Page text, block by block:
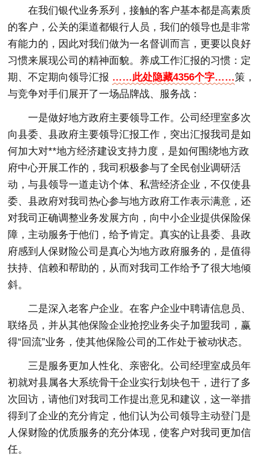
在我们银代业务系列，接触的客户基本都是高素质
的客户，公关的渠道都银行人员，我们的领导也是非常
有能力的，因此对我们做为一名督训而言，更要以良好
习惯来展现公司的精神面貌。养成工作汇报的习惯：定
期、不定期向领导汇报 ……此处隐藏4356个字……策，
与竞争对手们展开了一场品牌战、服务战：
一是做好地方政府主要领导工作。公司经理室多次
向县委、县政府主要领导汇报工作，突出汇报我司是如
何加大对**地方经济建设支持力度，是如何围绕地方政
府中心开展工作的，我司积极参与了全民创业调研活
动，与县领导一道走访个体、私营经济企业，不仅使县
委、县政府对我司热心参与地方政府工作表示满意，还
对我司正确调整业务发展方向，向中小企业提供保险保
障，主动服务于他们，给予肯定。真实的让县委、县政
府感到人保财险公司是真心为地方政府服务的，是值得
扶持、信赖和帮助的，从而对我司工作给予了很大地倾
斜。
二是深入老客户企业。在客户企业中聘请信息员、
联络员，并从其他保险企业抢挖业务尖子加盟我司，赢
得“回流”业务，使其他保险公司的工作处于被动状态。
三是服务更加人性化、亲密化。公司经理室成员年
初就对县属各大系统骨干企业实行划块包干，进行了多
次回访，请他们对我司工作提出意见和建议，这一举措
得到了企业的充分肯定，他们认为公司领导主动登门是
人保财险的优质服务的充分体现，使客户对我司更加信
任。